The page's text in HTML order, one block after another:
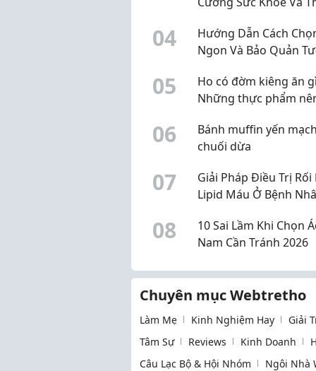
04
Hướng Dẫn Cách
Ngon Và Bảo Quản
05
Ho có đờm kiêng ăn
Những thực phẩm
06
Bánh muffin yến mạch
chuối dừa
07
Giải Pháp Điều Trị Rối
Lipid Máu Ở Bệnh
08
10 Sai Lầm Khi Chọn
Nam Cần Tránh 2026
Chuyên mục Webtretho
Làm Mẹ Kinh Nghiệm Hay Giải
Tâm Sự
Reviews Kinh Doanh
Câu Lạc Bộ & Hội Nhóm
Ngôi Nhà